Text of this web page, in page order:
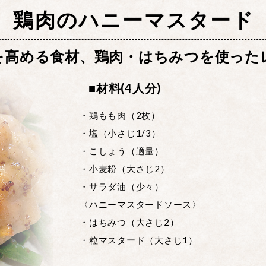
鶏肉のハニーマスタード
高める食材、鶏肉・はちみつを使った
■材料(4人分)
・鶏もも肉（2枚）
・塩（小さじ1/3）
・こしょう（適量）
・小麦粉（大さじ2）
・サラダ油（少々）
〈ハニーマスタードソース〉
・はちみつ（大さじ2）
・粒マスタード（大さじ1）